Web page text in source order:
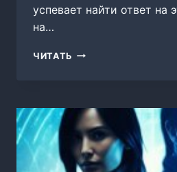
успевает найти ответ на
на…
ЧИТАТЬ ВОКЗАЛ
2.
ДОМ
РЕКИ